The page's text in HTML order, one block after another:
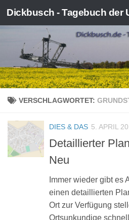
Zum Inhalt springen
VERSCHLAGWORTET:
DIES & DAS 5. APRIL
Detaillierter
Neu
Immer wieder gibt es
einen detaillierten
Ort zur Verfügung
Ortsunkundige